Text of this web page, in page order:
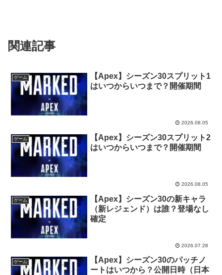
関連記事
ゲーム
【Apex】シーズン30スプリット1
はいつからいつまで？開催期間
2026.08.05
ゲーム
【Apex】シーズン30スプリット2
はいつからいつまで？開催期間
2026.08.05
ゲーム
【Apex】シーズン30の新キャラ
（新レジェンド）は誰？登場なし
確定
2026.07.28
ゲーム
【Apex】シーズン30のパッチノ
ートはいつから？公開日時（日本